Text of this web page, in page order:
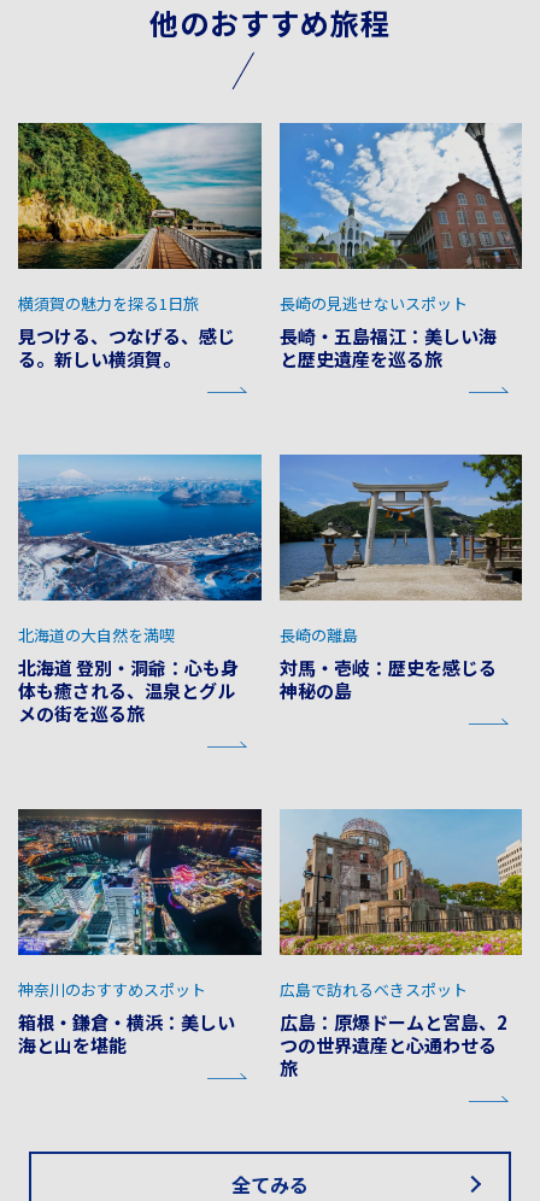
他のおすすめ旅程
見つける、つなげる、感じ
る。新しい横須賀。
横須賀の魅力を探る1日旅
長崎・五島福江：美しい海
と歴史遺産を巡る旅
長崎の見逃せないスポット
北海道 登別・洞爺：心も身
体も癒される、温泉とグル
メの街を巡る旅
北海道の大自然を満喫
対馬・壱岐：歴史を感じる
神秘の島
長崎の離島
箱根・鎌倉・横浜：美しい
海と山を堪能
神奈川のおすすめスポット
広島：原爆ドームと宮島、2
つの世界遺産と心通わせる
旅
広島で訪れるべきスポット
全てみる